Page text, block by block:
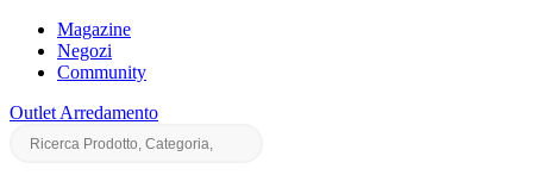
Magazine
Negozi
Community
Outlet Arredamento